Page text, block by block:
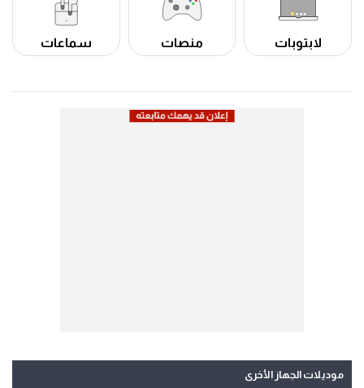
لابتوبات منصات سماعات
موديلات الجهاز الأخرى